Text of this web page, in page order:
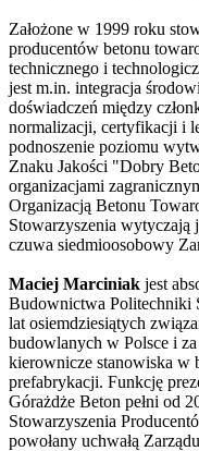
Założone w 1999 roku
producentów betonu
technicznego i
jest m.in. integracja
doświadczeń między
normalizacji, certyfikacji i
podnoszenie poziomu
Znaku Jakości "Dobry
organizacjami
Organizacją Betonu
Stowarzyszenia wytyczają
czuwa siedmioosobowy
Maciej Marciniak jest
Budownictwa Politechniki
lat osiemdziesiątych
budowlanych w Polsce i
kierownicze stanowiska w
prefabrykacji. Funkcję
Górażdże Beton pełni od
Stowarzyszenia
powołany uchwałą